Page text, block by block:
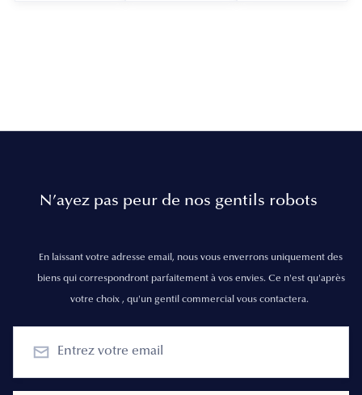
N’ayez pas peur de nos gentils robots
En laissant votre adresse email, nous vous enverrons uniquement des
biens qui correspondront parfaitement à vos envies. Ce n'est qu'après
votre choix , qu'un gentil commercial vous contactera.